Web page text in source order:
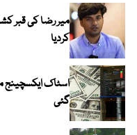
میر رضا کی قبر
کردیا
اسٹاک ایکسچینج
گئی